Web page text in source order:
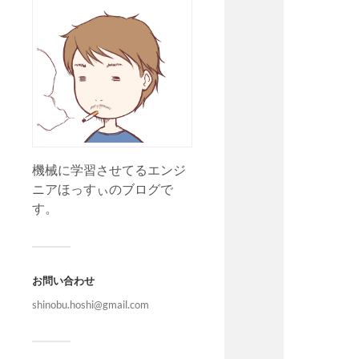
機械に学習させてるエンジ
ニアほっすぃのブログで
す。
お問い合わせ
shinobu.hoshi@gmail.com